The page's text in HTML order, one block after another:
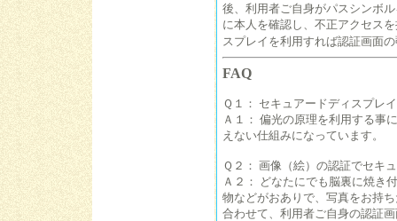
後、利用者ご自身がパスシンボ
に本人を確認し、不正アクセス
スプレイを利用すれば認証画面
FAQ
Ｑ１： セキュアードディスプレ
Ａ１： 偏光の原理を利用する事
えない仕組みになっています。
Ｑ２： 画像（絵）の認証でセキ
Ａ２： どなたにでも脳裏に焼き
物などがおありで、写真をお持
合わせて、利用者ご自身の認証